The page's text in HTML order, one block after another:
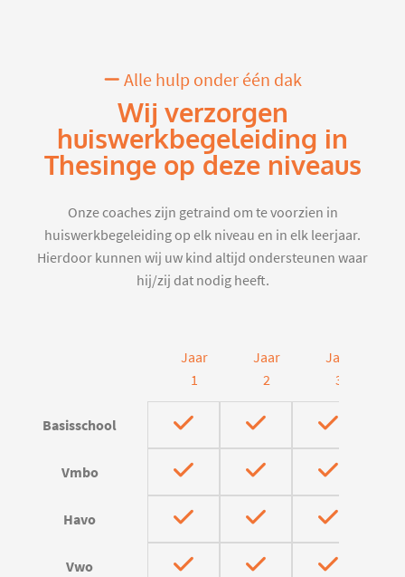
Alle hulp onder één dak
Wij verzorgen
huiswerkbegeleiding in
Thesinge op deze niveaus
Onze coaches zijn getraind om te voorzien in
huiswerkbegeleiding op elk niveau en in elk leerjaar.
Hierdoor kunnen wij uw kind altijd ondersteunen waar
hij/zij dat nodig heeft.
Jaar
1
Jaar
2
Jaar
3
Basisschool
Vmbo
Havo
Vwo